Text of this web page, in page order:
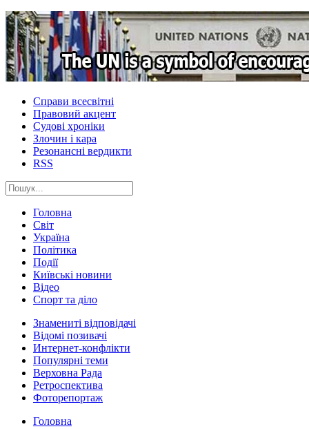
Справи всесвітні
Правовий акцент
Судові хроніки
Злочин і кара
Резонансні вердикти
RSS
Головна
Світ
Україна
Політика
Події
Київські новини
Відео
Спорт та діло
Знамениті відповідачі
Відомі позивачі
Интернет-конфлікти
Популярні теми
Верховна Рада
Ретроспектива
Фоторепортаж
Головна